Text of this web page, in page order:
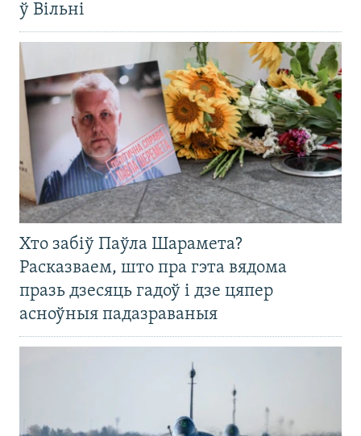
ў Вільні
Хто забіў Паўла Шарамета?
Расказваем, што пра гэта вядома
празь дзесяць гадоў і дзе цяпер
асноўныя падазраваныя